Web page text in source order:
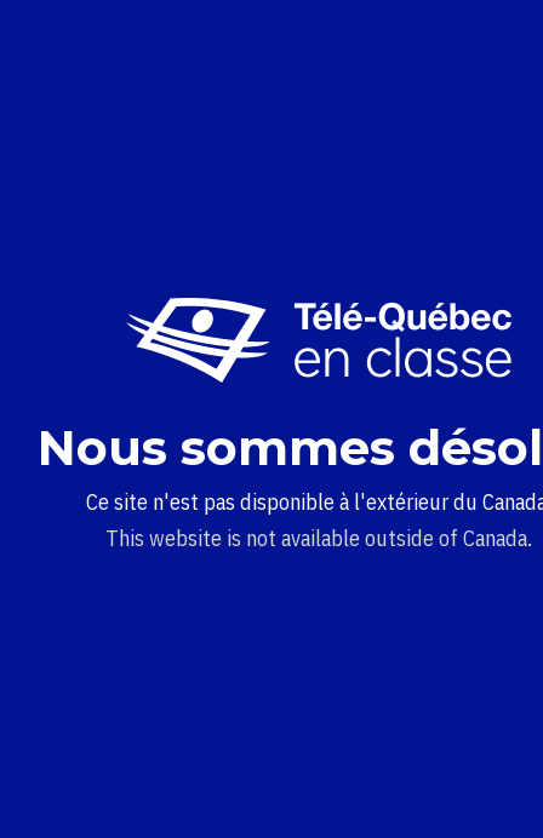
Nous sommes
Ce site n'est pas disponible à l'extérieur du
This website is not available outside of Canada.